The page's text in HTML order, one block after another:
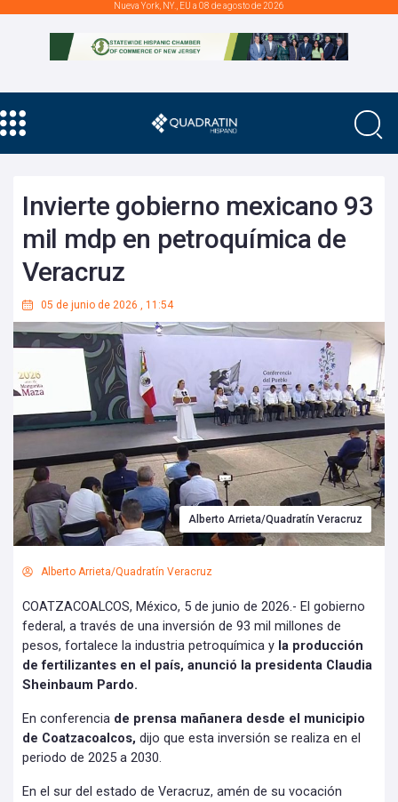
Nueva York, NY., EU a 08 de agosto de 2026
Invierte gobierno mexicano 93
mil mdp en petroquímica de
Veracruz
05 de junio de 2026 , 11:54
Alberto Arrieta/Quadratín Veracruz
Alberto Arrieta/Quadratín Veracruz
COATZACOALCOS, México, 5 de junio de 2026.- El gobierno
federal, a través de una inversión de 93 mil millones de
pesos, fortalece la industria petroquímica y la producción
de fertilizantes en el país, anunció la presidenta Claudia
Sheinbaum Pardo.
En conferencia de prensa mañanera desde el municipio
de Coatzacoalcos, dijo que esta inversión se realiza en el
periodo de 2025 a 2030.
En el sur del estado de Veracruz, amén de su vocación